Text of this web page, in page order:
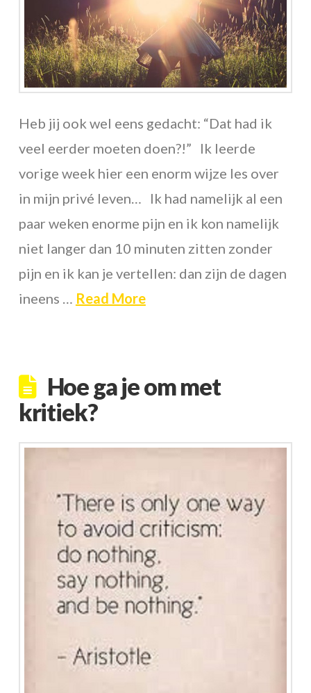
Heb jij ook wel eens gedacht: “Dat had ik
veel eerder moeten doen?!” Ik leerde
vorige week hier een enorm wijze les over
in mijn privé leven… Ik had namelijk al een
paar weken enorme pijn en ik kon namelijk
niet langer dan 10 minuten zitten zonder
pijn en ik kan je vertellen: dan zijn de dagen
ineens … Read More
Hoe ga je om met
kritiek?